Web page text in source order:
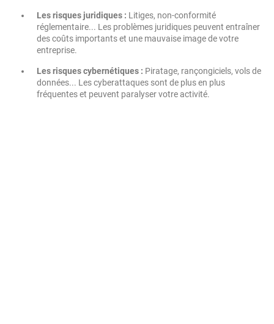
Les risques juridiques : Litiges, non-conformité
réglementaire... Les problèmes juridiques peuvent entraîner
des coûts importants et une mauvaise image de votre
entreprise.
Les risques cybernétiques : Piratage, rançongiciels, vols de
données... Les cyberattaques sont de plus en plus
fréquentes et peuvent paralyser votre activité.